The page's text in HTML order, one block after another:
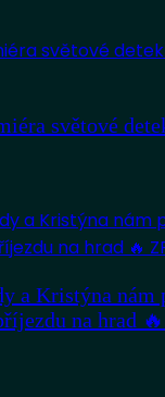
světové
a Kristýna nám
na hrad